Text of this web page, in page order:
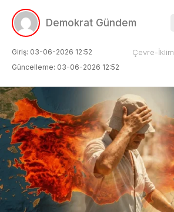
Demokrat Gündem
Giriş: 03-06-2026 12:52
Güncelleme: 03-06-2026 12:52
Çevre-İklim